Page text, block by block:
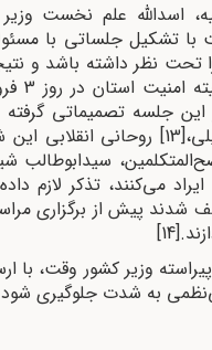
اسدالله علم نخست
با تشکیل جلساتی با
تحت نظر داشته باشد و
جلسه تصمیماتی گرفته
[13]
روحانی انقلابی
سیدابوطالب
می‌کنند، تذکر لازم
شدند پیش از برگزاری
[14]
وزیر کشور وقت، با
به شدت جلوگیری